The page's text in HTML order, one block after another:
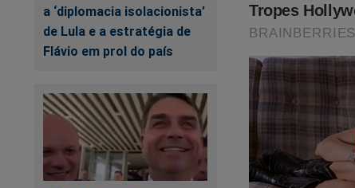
a ‘diplomacia isolacionista’
de Lula e a estratégia de
Flávio em prol do país